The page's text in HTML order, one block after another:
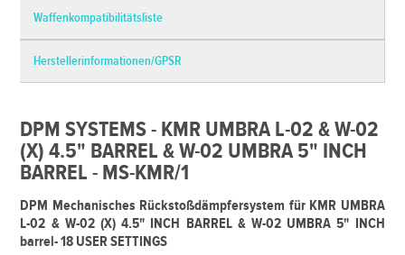
Waffenkompatibilitätsliste
Herstellerinformationen/GPSR
DPM SYSTEMS - KMR UMBRA L-02 & W-02
(X) 4.5" BARREL & W-02 UMBRA 5" INCH
BARREL - MS-KMR/1
DPM Mechanisches Rückstoßdämpfersystem für KMR UMBRA
L-02 & W-02 (X) 4.5" INCH BARREL & W-02 UMBRA 5" INCH
barrel- 18 USER SETTINGS